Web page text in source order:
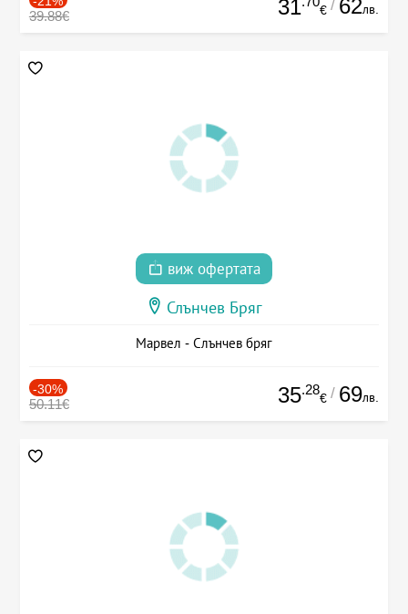
39.88€ 31 € / 62лв.
виж офертата
Слънчев Бряг
Марвел - Слънчев бряг
-30%
50.11€ 35.28
€ / 69лв.